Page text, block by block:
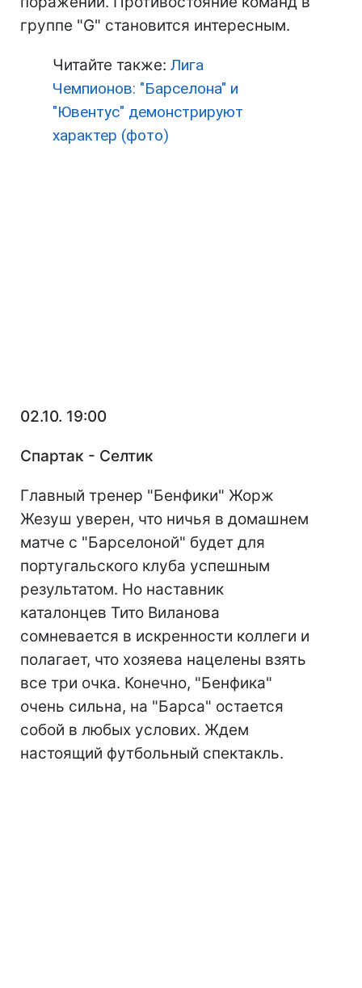
группе "G" становится интересным.
Читайте также: Лига
Чемпионов: "Барселона" и
"Ювентус" демонстрируют
характер (фото)
02.10. 19:00
Спартак - Селтик
Главный тренер "Бенфики" Жорж
Жезуш уверен, что ничья в домашнем
матче с "Барселоной" будет для
португальского клуба успешным
результатом. Но наставник
каталонцев Тито Виланова
сомневается в искренности коллеги и
полагает, что хозяева нацелены взять
все три очка. Конечно, "Бенфика"
очень сильна, на "Барса" остается
собой в любых услових. Ждем
настоящий футбольный спектакль.